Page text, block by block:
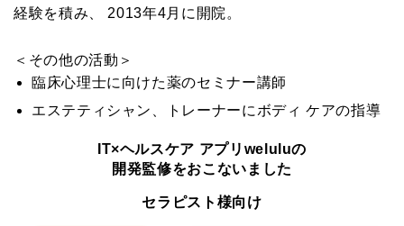
経験を積み、 2013年4月に開院。
＜その他の活動＞
臨床心理士に向けた薬のセミナー講師
エステティシャン、トレーナーにボディ ケアの指導
IT×ヘルスケア アプリweluluの
開発監修をおこないました
セラピスト様向け